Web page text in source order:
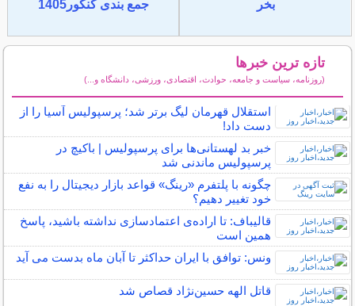
بخر جمع بندی کنکور1405
تازه ترین خبرها
(روزنامه، سیاست و جامعه، حوادث، اقتصادی، ورزشی، دانشگاه و...)
استقلال قهرمان لیگ برتر شد؛ پرسپولیس آسیا را از
دست داد!
خبر بد لهستانی‌ها برای پرسپولیس | باکیچ در
پرسپولیس ماندنی شد
چگونه با پلتفرم «رینگ» قواعد بازار دیجیتال را به نفع
خود تغییر دهیم؟
قالیباف: تا اراده‌ی اعتمادسازی نداشته باشید، پاسخ
همین است
ونس: توافق با ایران حداکثر تا آبان ماه بدست می آید
قاتل الهه حسین‌نژاد قصاص شد